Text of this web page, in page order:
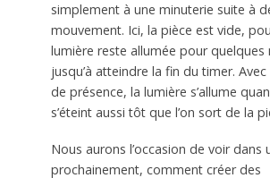
simplement à une minuterie suite à
mouvement. Ici, la pièce est vide,
lumière reste allumée pour quelques
jusqu’à atteindre la fin du timer.
de présence, la lumière s’allume
s’éteint aussi tôt que l’on sort de la
Nous aurons l’occasion de voir dans
prochainement, comment créer des